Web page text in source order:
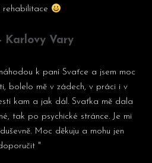
rehabilitace
Karlovy Vary
k paní Svaťce a jsem moc
bolelo mě v zádech, v práci i v
kam a jak dál. Svaťka mě dala
tak po psychické stránce. Je mi
Moc děkuju a mohu jen
"